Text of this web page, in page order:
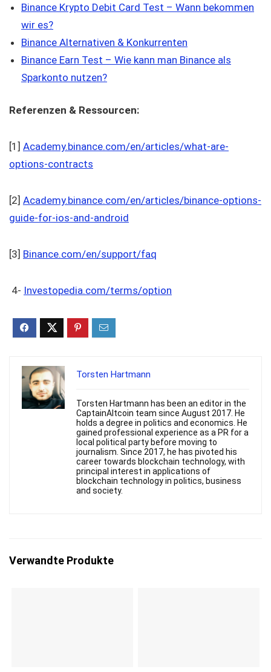
Binance Krypto Debit Card Test – Wann bekommen
wir es?
Binance Alternativen & Konkurrenten
Binance Earn Test – Wie kann man Binance als
Sparkonto nutzen?
Referenzen & Ressourcen:
[1] Academy.binance.com/en/articles/what-are-
options-contracts
[2] Academy.binance.com/en/articles/binance-options-
guide-for-ios-and-android
[3] Binance.com/en/support/faq
4- Investopedia.com/terms/option
Torsten Hartmann
Torsten Hartmann has been an editor in the
CaptainAltcoin team since August 2017. He
holds a degree in politics and economics. He
gained professional experience as a PR for a
local political party before moving to
journalism. Since 2017, he has pivoted his
career towards blockchain technology, with
principal interest in applications of
blockchain technology in politics, business
and society.
Verwandte Produkte